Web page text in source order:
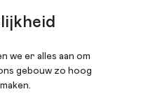
we er alles aan om
gebouw zo hoog